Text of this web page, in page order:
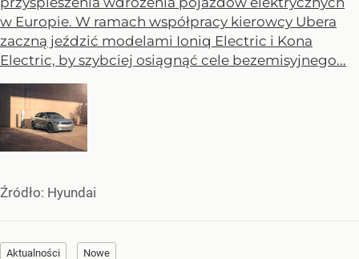
w Europie. W ramach współpracy kierowcy Ubera
zaczną jeździć modelami Ioniq Electric i Kona
Electric, by szybciej osiągnąć cele bezemisyjnego...
Źródło: Hyundai
Aktualności Nowe